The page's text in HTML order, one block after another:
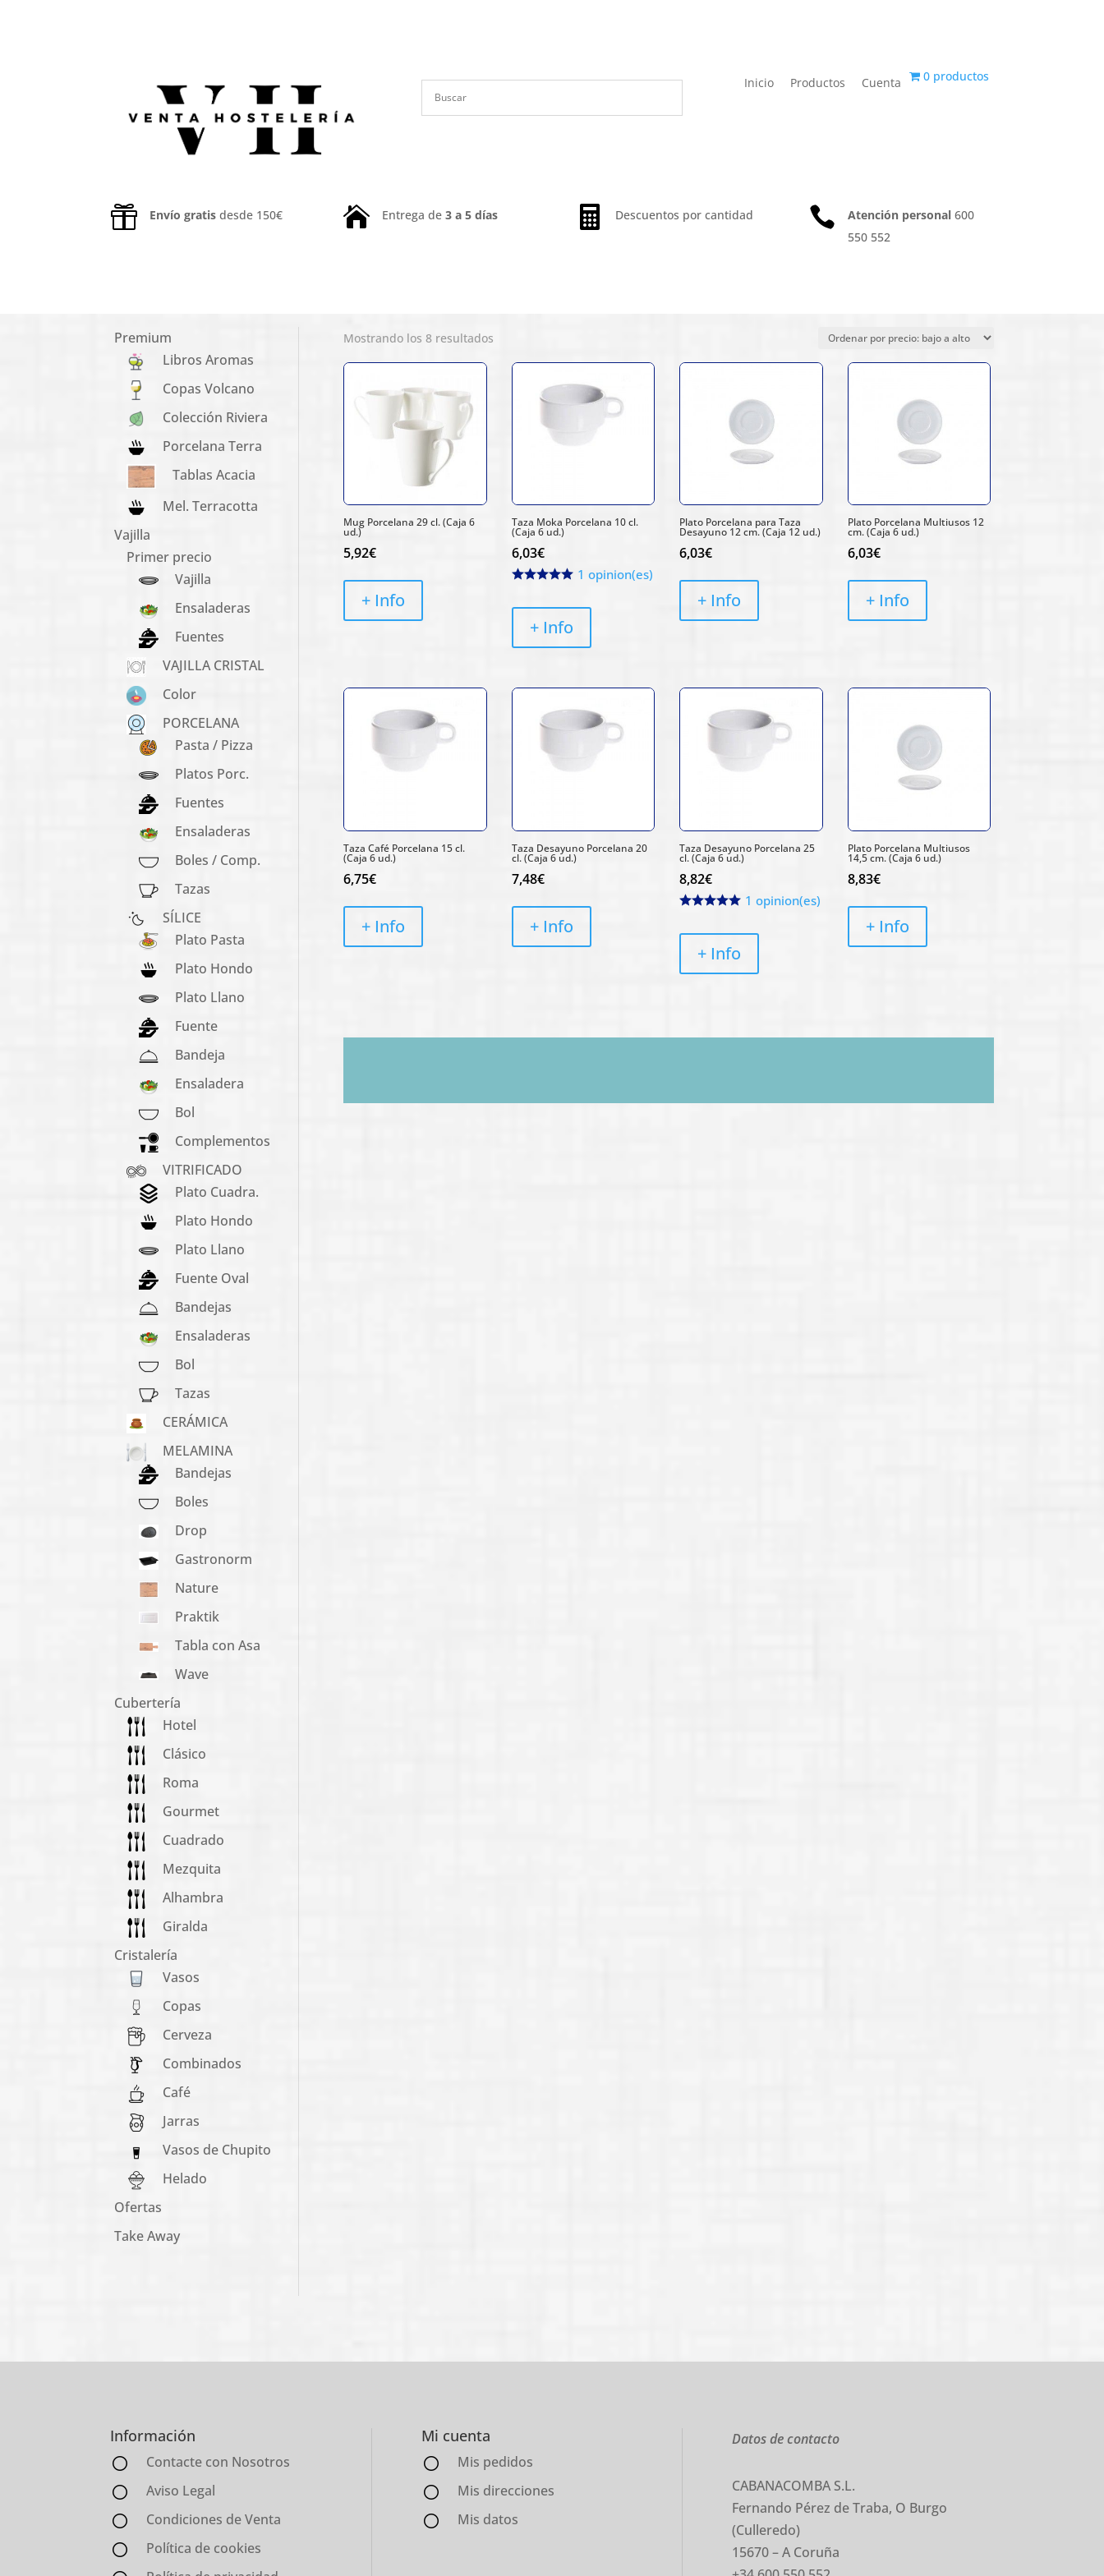
Inicio Productos Cuenta 0 productos
 Envío gratisdesde 150€  Entrega de3 a 5 días  Descuentos por cantidad  Atención personal 600
550 552
Premium
Libros Aromas
Copas Volcano
Colección Riviera
Porcelana Terra
Tablas Acacia
Mel. Terracotta
Vajilla
Primer precio
Vajilla
Ensaladeras
Fuentes
VAJILLA CRISTAL
Color
PORCELANA
Pasta / Pizza
Platos Porc.
Fuentes
Ensaladeras
Boles / Comp.
Tazas
SÍLICE
Plato Pasta
Plato Hondo
Plato Llano
Fuente
Bandeja
Ensaladera
Bol
Complementos
VITRIFICADO
Plato Cuadra.
Plato Hondo
Plato Llano
Fuente Oval
Bandejas
Ensaladeras
Bol
Tazas
CERÁMICA
MELAMINA
Bandejas
Boles
Drop
Gastronorm
Nature
Praktik
Tabla con Asa
Wave
Cubertería
Hotel
Clásico
Roma
Gourmet
Cuadrado
Mezquita
Alhambra
Giralda
Cristalería
Vasos
Copas
Cerveza
Combinados
Café
Jarras
Vasos de Chupito
Helado
Ofertas
Take Away
Mostrando los 8 resultadosOrdenado
Mug Porcelana 29 cl. (Caja 6
ud.)
5,92€
+ Info
Taza Moka Porcelana 10 cl.
(Caja 6 ud.)
6,03€
1 opinion(es)
+ Info
Plato Porcelana para Taza
Desayuno 12 cm. (Caja 12 ud.)
6,03€
+ Info
Plato Porcelana Multiusos 12
cm. (Caja 6 ud.)
6,03€
+ Info
Taza Café Porcelana 15 cl.
(Caja 6 ud.)
6,75€
+ Info
Taza Desayuno Porcelana 20
cl. (Caja 6 ud.)
7,48€
+ Info
Taza Desayuno Porcelana 25
cl. (Caja 6 ud.)
8,82€
1 opinion(es)
+ Info
Plato Porcelana Multiusos
14,5 cm. (Caja 6 ud.)
8,83€
+ Info
Información
Contacte con Nosotros
Aviso Legal
Condiciones de Venta
Política de cookies
Mi cuenta
Mis pedidos
Mis direcciones
Mis datos
Datos de contacto
CABANACOMBA S.L.
Fernando Pérez de Traba, O Burgo
(Culleredo)
15670 – A Coruña